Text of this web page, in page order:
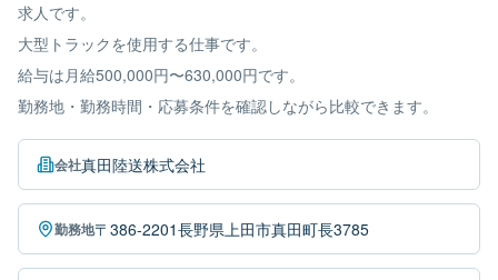
求人です。
大型トラックを使用する仕事です。
給与は月給500,000円〜630,000円です。
勤務地・勤務時間・応募条件を確認しながら比較できます。
会社真田陸送株式会社
勤務地〒386-2201長野県上田市真田町長3785